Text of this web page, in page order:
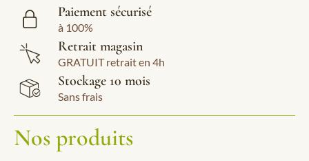
Paiement sécurisé
à 100%
Retrait magasin
GRATUIT retrait en 4h
Stockage 10 mois
Sans frais
Nos produits